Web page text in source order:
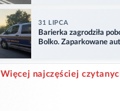
31 LIPCA
Barierka zagrodziła
Bolko. Zaparkowane
Więcej najczęściej